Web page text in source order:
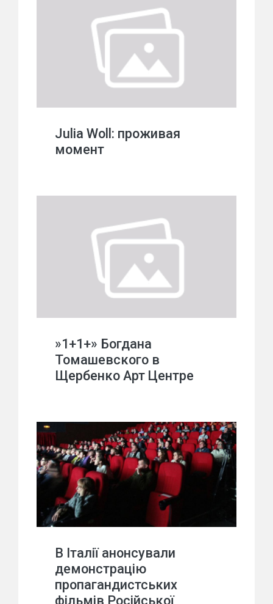
Julia Woll: проживая
момент
»1+1+» Богдана
Томашевского в
Щербенко Арт Центре
В Італії анонсували
демонстрацію
пропагандистських
фільмів Російської